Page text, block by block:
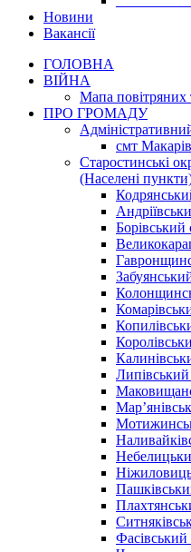
Новини
Вакансії
ГОЛОВНА
ВІЙНА
Мапа повітряних
ПРО ГРОМАДУ
смт Макарів
Старостинські
(Населені
Борівський
Фасівський